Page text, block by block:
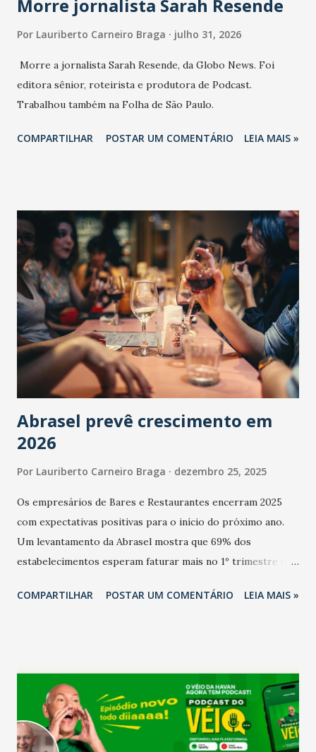
Morre jornalista Sarah Resende
Por Lauriberto Carneiro Braga julho 31, 2026
Morre a jornalista Sarah Resende, da Globo News. Foi
editora sênior, roteirista e produtora de Podcast.
Trabalhou também na Folha de São Paulo.
COMPARTILHAR POSTAR UM COMENTÁRIO LEIA MAIS »
Abrasel prevê crescimento em
2026
Por Lauriberto Carneiro Braga dezembro 25, 2025
Os empresários de Bares e Restaurantes encerram 2025
com expectativas positivas para o início do próximo ano.
Um levantamento da Abrasel mostra que 69% dos
estabelecimentos esperam faturar mais no 1º trimestre de
relação ao último trimestre deste ano, 56% também
confraternizações de fim de ano e pelo pagamento do 13º
Salário para um número maior de trabalhadores, já que o
país tem a menor taxa de desemprego dos anos recentes.
Ainda segundo a Pesquisa, em novembro de 2025, 40% dos
COMPARTILHAR POSTAR UM COMENTÁRIO LEIA MAIS »